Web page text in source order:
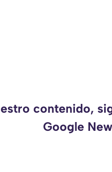
contenido,
Google